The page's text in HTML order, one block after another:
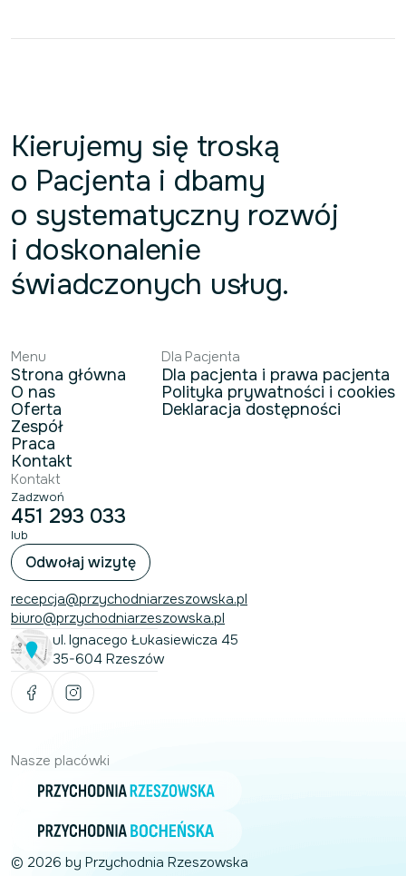
Kierujemy się troską
o Pacjenta i dbamy
o systematyczny rozwój
i doskonalenie
świadczonych usług.
Menu
Strona główna
O nas
Oferta
Zespół
Praca
Kontakt
Dla Pacjenta
Dla pacjenta i prawa pacjenta
Polityka prywatności i cookies
Deklaracja dostępności
Kontakt
Zadzwoń
451 293 033
lub
Odwołaj wizytę
recepcja@przychodniarzeszowska.pl
biuro@przychodniarzeszowska.pl
ul. Ignacego Łukasiewicza 45
35-604 Rzeszów
Nasze placówki
© 2026 by Przychodnia Rzeszowska